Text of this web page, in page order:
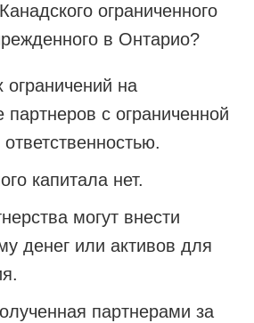
ограниченного
в Онтарио?
ограничений на
партнеров с ограниченной
капитала нет.
могут внести
денег или активов для
партнерами за